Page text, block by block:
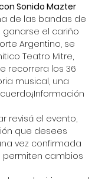
Sonido Mazter
de las bandas de
ganarse el cariño
Argentino, se
Teatro Mitre,
recorrera los 36
musical, una
revisá el evento,
que desees
vez confirmada
permiten cambios